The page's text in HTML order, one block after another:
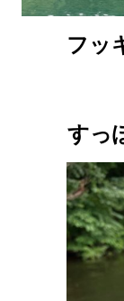
フッ
すっ